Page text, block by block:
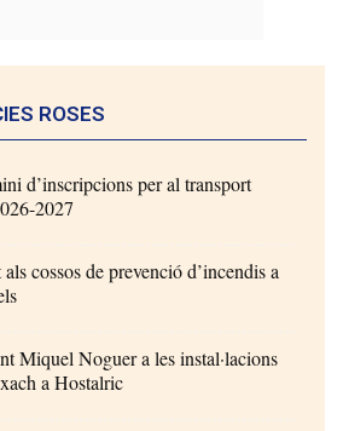
ROSES
d’inscripcions per al transport
2027
cossos de prevenció d’incendis a
Miquel Noguer a les instal·lacions
a Hostalric